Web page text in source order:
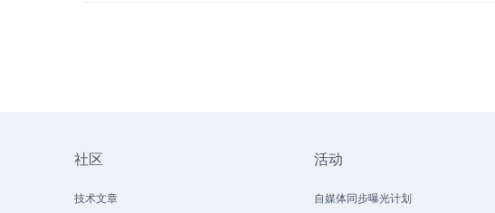
社区
技术文章
活动
自媒体同步曝光计划